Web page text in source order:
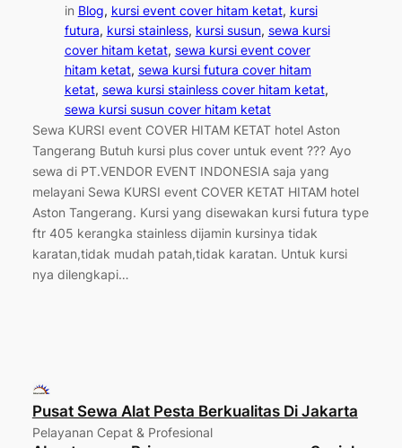
in Blog, kursi event cover hitam ketat, kursi
futura, kursi stainless, kursi susun, sewa kursi
cover hitam ketat, sewa kursi event cover
hitam ketat, sewa kursi futura cover hitam
ketat, sewa kursi stainless cover hitam ketat
sewa kursi susun cover hitam ketat
Sewa KURSI event COVER HITAM KETAT hotel Aston
Tangerang Butuh kursi plus cover untuk event ??? Ayo
sewa di PT.VENDOR EVENT INDONESIA saja yang
melayani Sewa KURSI event COVER KETAT HITAM hotel
Aston Tangerang. Kursi yang disewakan kursi futura type
ftr 405 kerangka stainless dijamin kursinya tidak
karatan,tidak mudah patah,tidak karatan. Untuk kursi
nya dilengkapi…
Pusat Sewa Alat Pesta Berkualitas Di Jakarta
Pelayanan Cepat & Profesional